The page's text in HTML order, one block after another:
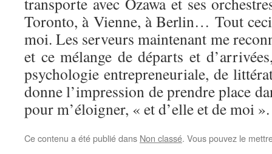
Toronto, à Vienne, à Berlin… Tout
moi. Les serveurs maintenant me
et ce mélange de départs et
psychologie entrepreneuriale, de
donne l’impression de prendre place
pour m’éloigner, « et d’elle et de moi ».
Ce contenu a été publié dans Non classé. Vous pouvez le